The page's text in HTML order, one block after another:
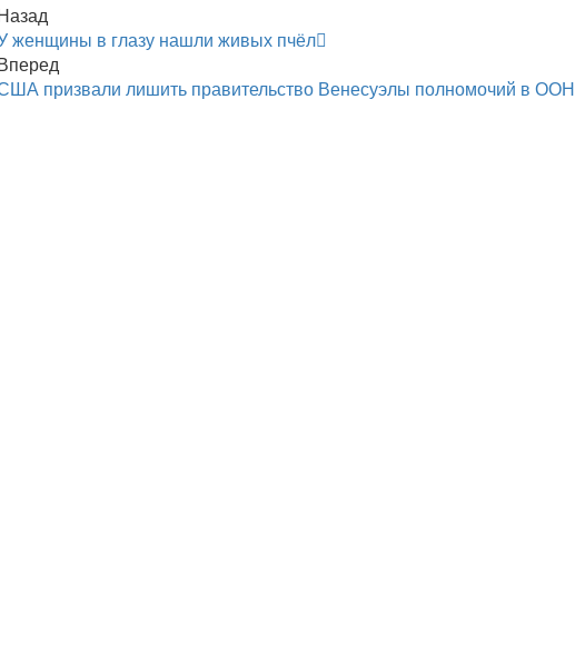
женщины в глазу нашли живых пчёл
призвали лишить правительство Венесуэлы полномочий в ООН